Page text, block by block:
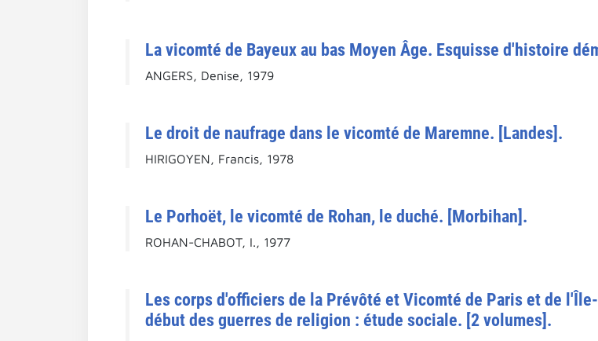
La vicomté de Bayeux au bas Moyen Âge. Esquisse d'histoire
ANGERS, Denise, 1979
Le droit de naufrage dans le vicomté de Maremne. [Landes].
HIRIGOYEN, Francis, 1978
Le Porhoët, le vicomté de Rohan, le duché. [Morbihan].
ROHAN-CHABOT, I., 1977
Les corps d'officiers de la Prévôté et Vicomté de Paris et de
début des guerres de religion : étude sociale. [2 volumes].